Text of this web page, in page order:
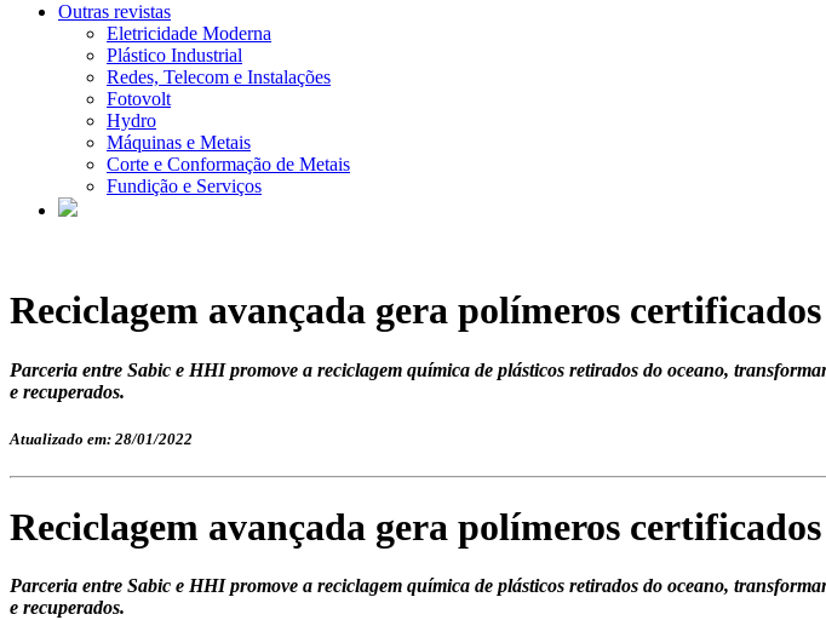
Outras revistas
Eletricidade Moderna
Plástico Industrial
Redes, Telecom e Instalações
Fotovolt
Hydro
Máquinas e Metais
Corte e Conformação de Metais
Fundição e Serviços
Reciclagem avançada gera polímeros certificados
Parceria entre Sabic e HHI promove a reciclagem química de plásticos retirados do oceano,
e recuperados.
Atualizado em: 28/01/2022
Reciclagem avançada gera polímeros certificados
Parceria entre Sabic e HHI promove a reciclagem química de plásticos retirados do oceano,
e recuperados.